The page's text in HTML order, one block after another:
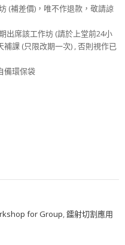
(補差價)，唯不作退款，敬請諒
出席該工作坊 (請於上堂前24小
課 (只限改期一次) , 否則視作已
備環保袋
for Group,鐳射切割應用